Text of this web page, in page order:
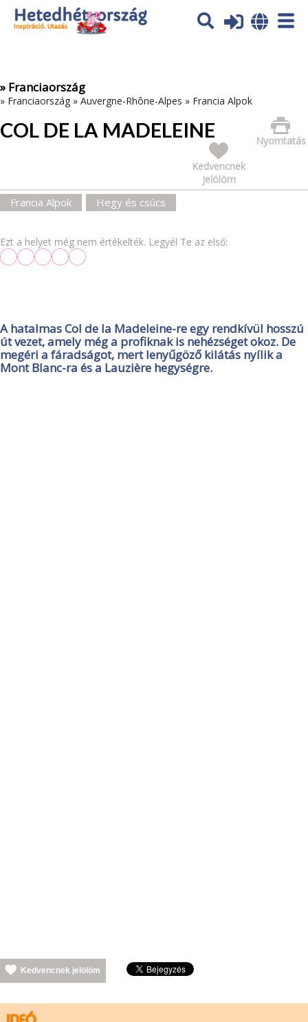
Az oldal sütiket (cookies) használ. További tájékoztatás itt:
Adatvédelmi tájékoztató
» Franciaország
» Franciaország » Auvergne-Rhône-Alpes » Francia Alpok
COL DE LA MADELEINE
Nyomtatás
Kedvencnek
jelölöm
Francia Alpok Hegy és csúcs
Ezt a helyet még nem értékelték. Legyél Te az első:
A hatalmas Col de la Madeleine-re egy rendkívül hosszú
út vezet, amely még a profiknak is nehézséget okoz. De
megéri a fáradságot, mert lenyűgöző kilátás nyílik a
Mont Blanc-ra és a Lauzière hegységre.
Kedvencnek jelölöm